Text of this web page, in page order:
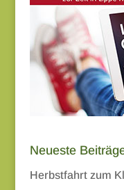
Neueste
Herbstfahrt zum